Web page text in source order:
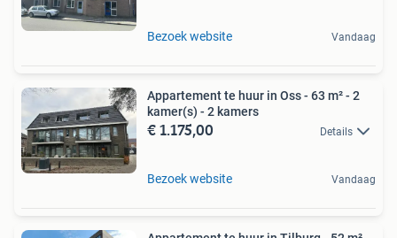
Bezoek website Vandaag
Appartement te huur in Oss - 63 m² - 2
kamer(s) - 2 kamers
€ 1.175,00 Details
Bezoek website Vandaag